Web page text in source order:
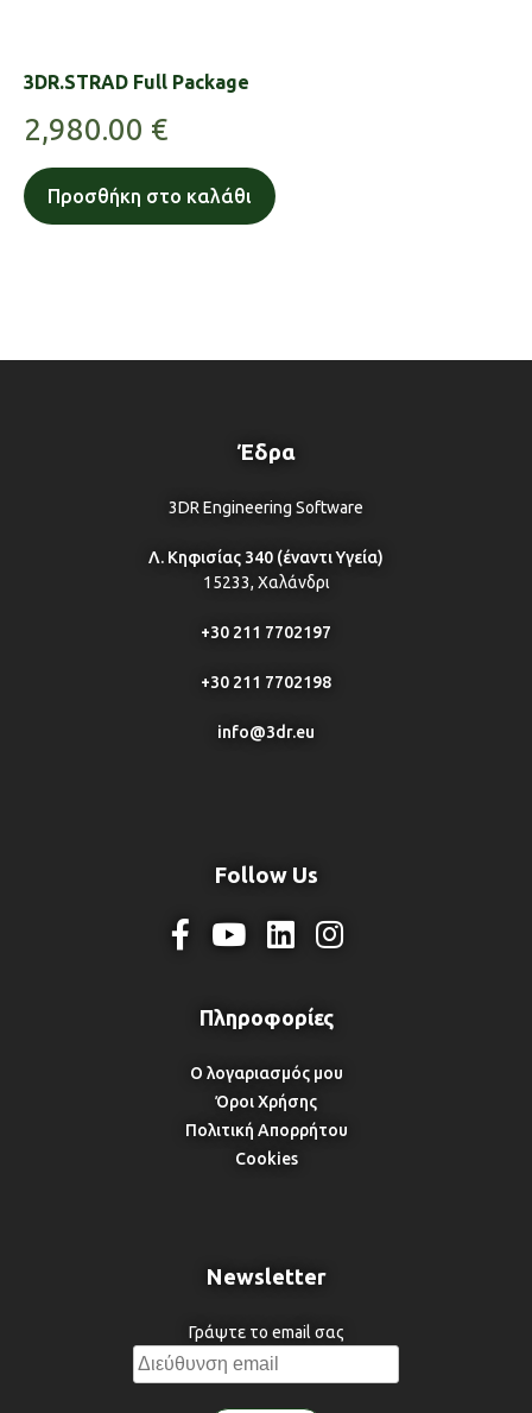
3DR.STRAD Full Package
2,980.00 €
Προσθήκη στο καλάθι
Έδρα
3DR Engineering Software
Λ. Κηφισίας 340 (έναντι Υγεία)
15233, Χαλάνδρι
+30 211 7702197
+30 211 7702198
info@3dr.eu
Follow Us
Ο λογαριασμός μου
Όροι Χρήσης
Πολιτική Απορρήτου
Cookies
Newsletter
Γράψτε το email σας